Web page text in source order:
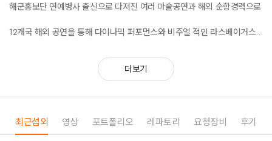
해군홍보단 연예병사 출신으로 다져진 여러 마술공연과 해외 순항경력으로
12개국 해외 공연을 통해 다이나믹 퍼포먼스와 비주얼 적인 라스베이거스
아울러 관객이 주인공이 될 수 있는 따듯한 마술, 아이들이 주인공이 되는
즐겁고 유쾌한 코미디 마술 및
프리아트매직만의 단독 스페셜 스테이지로 고객사 DIY를 통한 맞춤 퍼포먼
더보기
최근섭외 영상 포트폴리오 레파토리 요청장비 후기